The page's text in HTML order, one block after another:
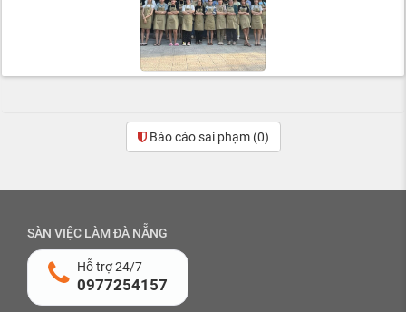
Báo cáo sai phạm (0)
SÀN VIỆC LÀM ĐÀ NẴNG
Hỗ trợ 24/7
0977254157